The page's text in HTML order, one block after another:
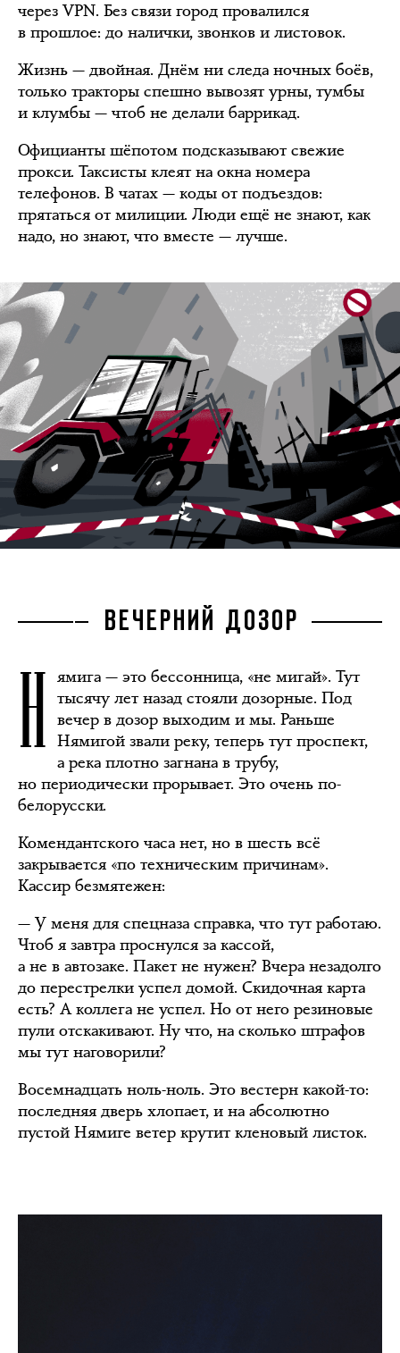
через VPN. Без связи город провалился
в прошлое: до налички, звонков и листовок.
Жизнь — двойная. Днём ни следа ночных боёв,
только тракторы спешно вывозят урны, тумбы
и клумбы — чтоб не делали баррикад.
Официанты шёпотом подсказывают свежие
прокси. Таксисты клеят на окна номера
телефонов. В чатах — коды от подъездов:
прятаться от милиции. Люди ещё не знают, как
надо, но знают, что вместе — лучше.
ВЕЧЕРНИЙ ДОЗОР
Н ямига — это бессонница, «не мигай». Тут
тысячу лет назад стояли дозорные. Под
вечер в дозор выходим и мы. Раньше
Нямигой звали реку, теперь тут проспект,
а река плотно загнана в трубу,
но периодически прорывает. Это очень по-
белорусски.
Комендантского часа нет, но в шесть всё
закрывается «по техническим причинам».
Кассир безмятежен:
— У меня для спецназа справка, что тут работаю.
Чтоб я завтра проснулся за кассой,
а не в автозаке. Пакет не нужен? Вчера незадолго
до перестрелки успел домой. Скидочная карта
есть? А коллега не успел. Но от него резиновые
пули отскакивают. Ну что, на сколько штрафов
мы тут наговорили?
Восемнадцать ноль-ноль. Это вестерн какой-то:
последняя дверь хлопает, и на абсолютно
пустой Нямиге ветер крутит кленовый листок.